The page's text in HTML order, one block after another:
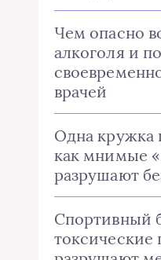
Чем опасно
алкоголя и
врачей
Одна кружка
как мнимые
разрушают
Спортивный
токсические